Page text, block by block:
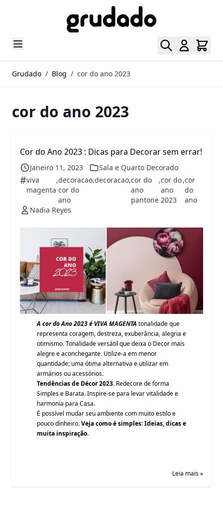
Grudado / Blog / cor do ano 2023
cor do ano 2023
Cor do Ano 2023 : Dicas para Decorar sem errar!
Janeiro 11, 2023 Sala e Quarto Decorado
#viva
magenta
,decoracao
cor do
ano
,decoracao,cor do
ano
pantone
,cor do
ano
2023
,cor
do
ano
Nadia Reyes
A cor do Ano 2023 é VIVA MAGENTA tonalidade que
representa coragem, destreza, exuberância, alegria e
otimismo. Tonalidade versátil que deixa o Decor mais
alegre e aconchegante. Utilize-a em menor
quantidade; uma ótima alternativa e utilizar em
armários ou acessórios.
Tendências de Décor 2023. Redecore de forma
Simples e Barata. Inspire-se para levar vitalidade e
harmonia para Casa.
É possível mudar seu ambiente com muito estilo e
pouco dinheiro.Veja como é simples: Ideias, dicas e
muita inspiração.
Leia mais »